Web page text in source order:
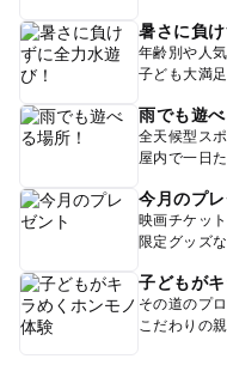
暑さに負
年齢別や人
子ども大満
雨でも遊べ
全天候型ス
屋内で一日
今月のプ
映画チケッ
限定グッズ
子どもが
その道のプ
こだわりの